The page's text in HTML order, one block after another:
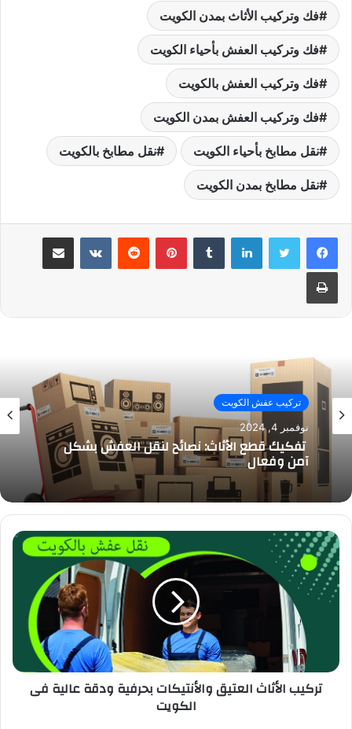
فك وتركيب الأثاث بمدن الكويت
فك وتركيب العفش بأحياء الكويت
فك وتركيب العفش بالكويت
فك وتركيب العفش بمدن الكويت
نقل مطابخ بأحياء الكويت نقل مطابخ بالكويت
نقل مطابخ بمدن الكويت
لينكدإن بينتيريست مشاركة عبر البريد
طباعة
تركيب عفش الكويت
نوفمبر 4, 2024
تفكيك قطع الأثاث: نصائح لنقل العفش بشكل
آمن وفعال
تركيب الأثاث العتيق والأنتيكات بحرفية ودقة عالية فى
الكويت